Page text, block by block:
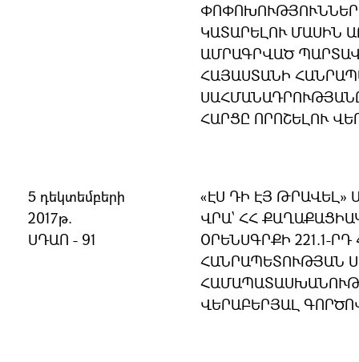
ԿԱՏԱՐԵԼՈՒ ՄԱՍԻՆ
ԱՄՐԱԳՐՎԱԾ
ՀԱՅԱՍՏԱՆԻ
ՀԱՐՑԸ ՈՐՈՇԵԼՈՒ
5 դեկտեմբերի
2017թ.
ՍԴԱՈ - 91
«ԷՍ ԴԻ ԷՅ ԹՐԱՎԵԼ»
ՎՐԱ` ՀՀ
ՕՐԵՆՍԳՐՔԻ 221.1-
ՀԱՆՐԱՊԵՏՈՒԹՅԱՆ
ՎԵՐԱԲԵՐՅԱԼ